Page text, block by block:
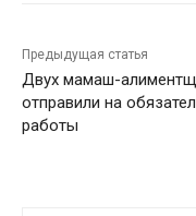
Предыдущая статья
Двух мамаш-
отправили на
работы